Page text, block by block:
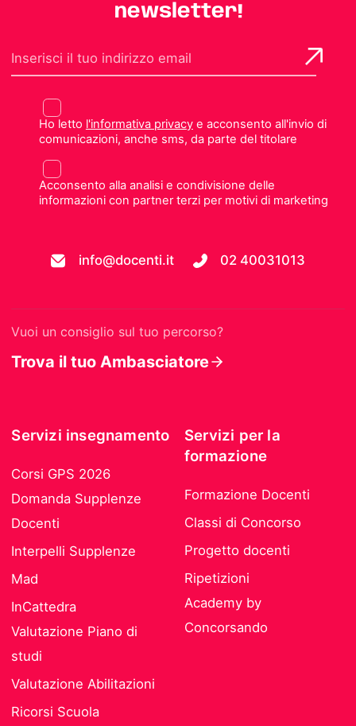
newsletter!
Ho letto l'informativa privacye acconsento all'invio di
comunicazioni, anche sms, da parte del titolare
Acconsento alla analisi e condivisione delle
informazioni con partner terzi per motivi di marketing
info@docenti.it 02 40031013
Vuoi un consiglio sul tuo percorso?
Trova il tuo Ambasciatore
Servizi insegnamento
Corsi GPS 2026
Domanda Supplenze
Docenti
Interpelli Supplenze
Mad
InCattedra
Valutazione Piano di
studi
Valutazione Abilitazioni
Ricorsi Scuola
Servizi per la
formazione
Formazione Docenti
Classi di Concorso
Progetto docenti
Ripetizioni
Academy by
Concorsando